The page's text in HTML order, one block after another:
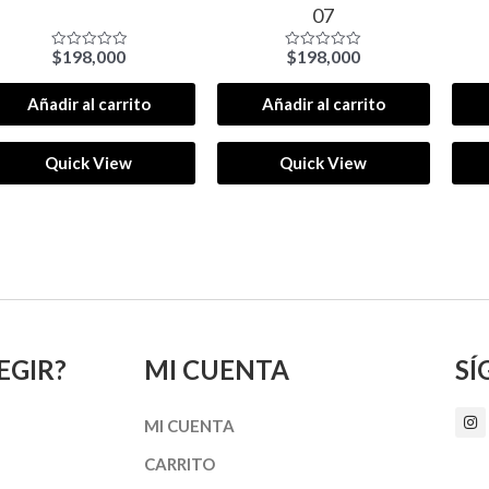
Valorado
0
de
5
$198,000
Añadir al carrito
Quick View
07
Valorado
0
de
5
$198,000
Añadir al carrito
Quick View
MI CUENTA
MI CUENTA
CARRITO
I
n